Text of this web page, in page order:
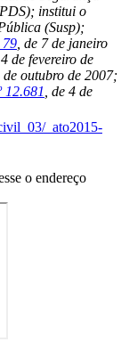
institui o
(Susp);
79 , de 7 de janeiro
de fevereiro de
de outubro de 2007;
12.681 , de 4 de
_ato2015-
o endereço